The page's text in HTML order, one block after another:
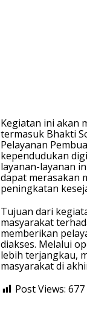
Kegiatan ini akan
termasuk Bhakti
Pelayanan
kependudukan
layanan-layanan
dapat merasakan
peningkatan
Tujuan dari
masyarakat
memberikan
diakses. Melalui
lebih terjangkau,
masyarakat di
Post Views: 677